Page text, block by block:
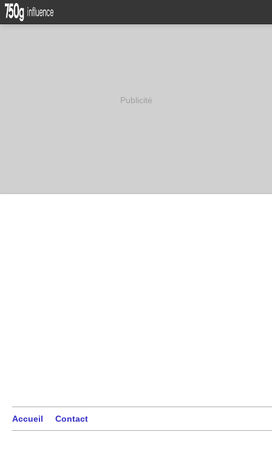
Publicité
Accueil Contact